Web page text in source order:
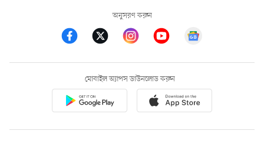
অনুসরণ করুন
মোবাইল অ্যাপস ডাউনলোড করুন